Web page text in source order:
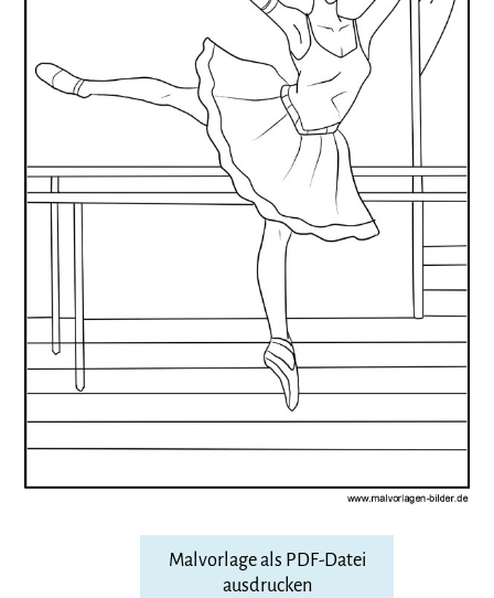
Malvorlage als PDF-Datei
ausdrucken